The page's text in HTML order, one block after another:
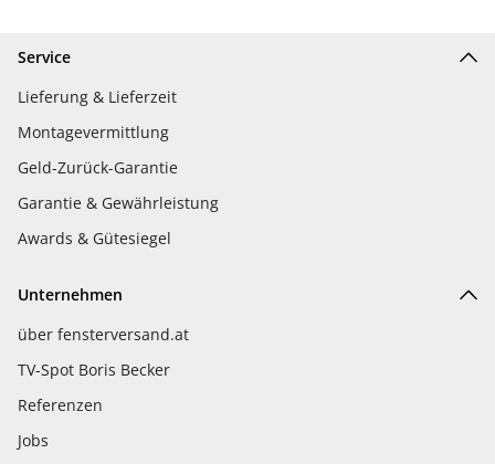
Service
Lieferung & Lieferzeit
Montagevermittlung
Geld-Zurück-Garantie
Garantie & Gewährleistung
Awards & Gütesiegel
Unternehmen
über fensterversand.at
TV-Spot Boris Becker
Referenzen
Jobs